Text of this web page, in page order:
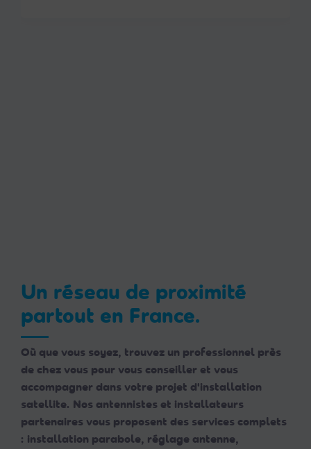
Un réseau de proximité
partout en France.
Où que vous soyez, trouvez un professionnel près
de chez vous pour vous conseiller et vous
accompagner dans votre projet d'installation
satellite. Nos antennistes et installateurs
partenaires vous proposent des services complets
: installation parabole, réglage antenne,